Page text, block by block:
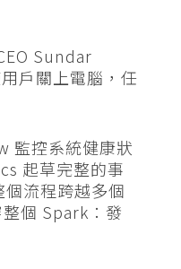
Sundar
戶關上電腦，任
監控系統健康狀
起草完整的事
流程跨越多個
個 Spark：發